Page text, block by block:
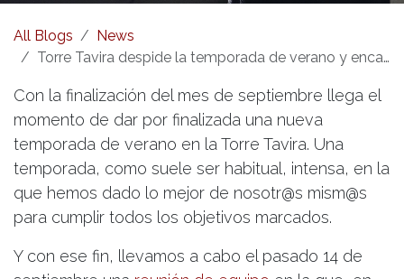
All Blogs
News
Torre Tavira despide la temporada de verano y encara la temporada de otoño e invierno con la mochila llena de proyectos
Con la finalización del mes de septiembre llega el
momento de dar por finalizada una nueva
temporada de verano en la Torre Tavira. Una
temporada, como suele ser habitual, intensa, en la
que hemos dado lo mejor de nosotr@s mism@s
para cumplir todos los objetivos marcados.
Y con ese fin, llevamos a cabo el pasado 14 de